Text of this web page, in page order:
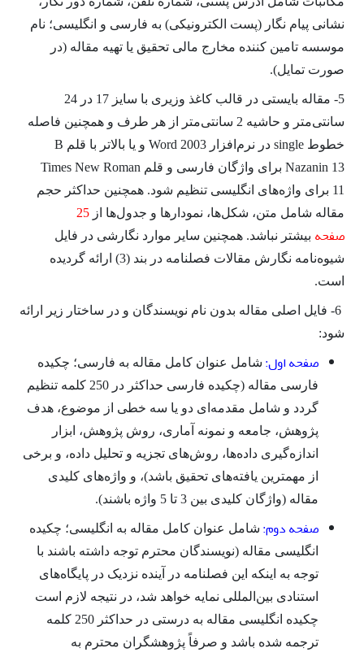
نشانی پیام نگار (پست الکترونیکی) به فارسی و انگلیسی؛ نام
موسسه تامین کننده مخارج مالی تحقیق یا تهیه مقاله (در
صورت تمایل).
5- مقاله بایستی در قالب کاغذ وزیری با سایز 17 در 24
سانتی‌متر و حاشیه 2 سانتی‌متر از هر طرف و همچنین فاصله
خطوط single در نرم‌افزار Word 2003 و یا بالاتر با قلم B
Nazanin 13 برای واژگان فارسی و قلم Times New Roman
11 برای واژه‌های انگلیسی تنظیم شود. همچنین حداکثر حجم
مقاله شامل متن، شکل‌ها، نمودارها و جدول‌ها از 25
صفحه بیشتر نباشد. همچنین سایر موارد نگارشی در فایل
شیوه‌نامه نگارش مقالات فصلنامه در بند (3) ارائه گردیده
است.
6- فایل اصلی مقاله بدون نام نویسندگان و در ساختار زیر ارائه
شود:
صفحه اول: شامل عنوان کامل مقاله به فارسی؛ چکیده
فارسی مقاله (چکیده فارسی حداکثر در 250 کلمه تنظیم
گردد و شامل مقدمه‌ای دو یا سه خطی از موضوع، هدف
پژوهش، جامعه و نمونه آماری، روش پژوهش، ابزار
اندازه‌گیری داده‌ها، روش‎‌های تجزیه و تحلیل داده، و برخی
از مهمترین یافته‌های تحقیق باشد)، و واژه‌های کلیدی
مقاله (واژگان کلیدی بین 3 تا 5 واژه باشند).
صفحه دوم: شامل عنوان کامل مقاله به انگلیسی؛ چکیده
انگلیسی مقاله (نویسندگان محترم توجه داشته باشند با
توجه به اینکه این فصلنامه در آینده نزدیک در پایگاه‌های
استنادی بین‌المللی نمایه خواهد شد، در نتیجه لازم است
چکیده انگلیسی مقاله به درستی در حداکثر 250 کلمه
ترجمه شده باشد و صرفاً پژوهشگران محترم به